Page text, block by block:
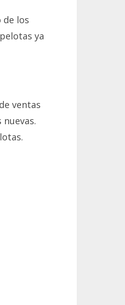
de los
ya
ventas